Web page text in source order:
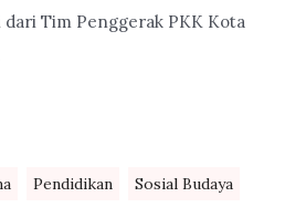
Tim Penggerak PKK Kota
Pendidikan
Sosial Budaya